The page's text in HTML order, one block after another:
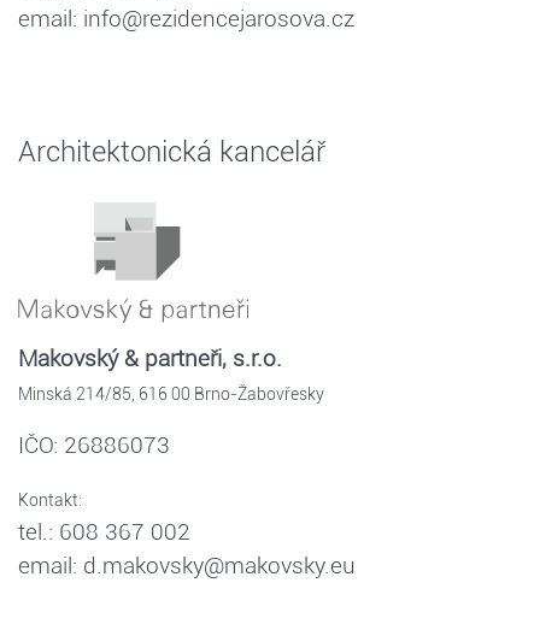
email: info@rezidencejarosova.cz
Architektonická kancelář
Makovský & partneři, s.r.o.
Minská 214/85, 616 00 Brno-Žabovřesky
IČO: 26886073
Kontakt:
tel.: 608 367 002
email: d.makovsky@makovsky.eu